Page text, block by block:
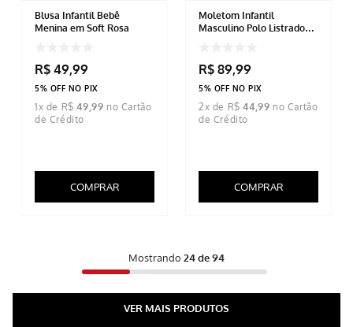
Blusa Infantil Bebê
Menina em Soft Rosa
R$ 49,99
5% OFF NO PIX
1x de R$ 49,99
COMPRAR
Moletom Infantil
Masculino Polo Listrado
R$ 89,99
5% OFF NO PIX
2x de R$ 44,99
COMPRAR
Mostrando 24 de 94